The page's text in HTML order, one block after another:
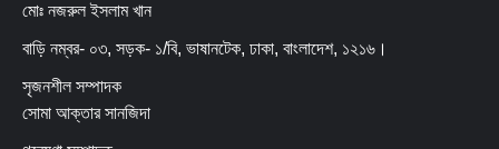
মোঃ নজরুল ইসলাম খান
বাড়ি নম্বর- ০৩, সড়ক- ১/বি, ভাষানটেক, ঢাকা, বাংলাদেশ, ১২১৬।
সৃজনশীল সম্পাদক
সোমা আক্তার সানজিদা